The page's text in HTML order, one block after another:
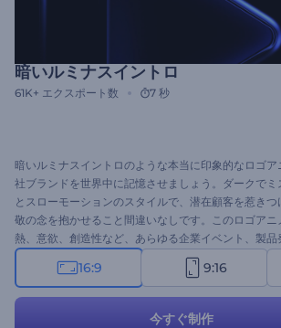
暗いルミナスイントロ
61K+ エクスポート数 7 秒
暗いルミナスイントロのような本当に印象的なロゴア
社ブランドを世界中に記憶させましょう。ダークで
とスローモーションのスタイルで、潜在顧客を惹き
敬の念を抱かせること間違いなしです。このロゴア
熱、意欲、創造性など、あらゆる企業イベント、製品
ァッションアイテムに必要なものを伝えています。ロ
し、キャッチフレーズを入力すると、わずか数分でプ
16:9 9:16
今すぐ制作